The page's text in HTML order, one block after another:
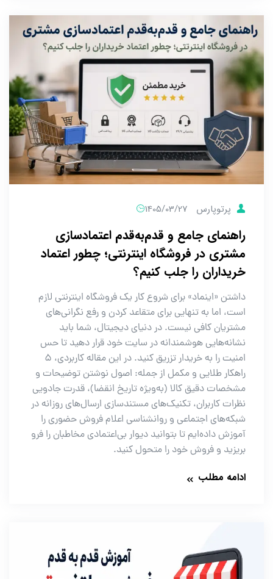
پرتوپارس 1405/03/27
راهنمای جامع و قدم‌به‌قدم اعتمادسازی
مشتری در فروشگاه اینترنتی؛ چطور اعتماد
خریداران را جلب کنیم؟
داشتن «اینماد» برای شروع کار یک فروشگاه اینترنتی لازم
است، اما به تنهایی برای متقاعد کردن و رفع نگرانی‌های
مشتریان کافی نیست. در دنیای دیجیتال، شما باید
نشانه‌هایی هوشمندانه در سایت خود قرار دهید تا حس
امنیت را به خریدار تزریق کنید. در این مقاله کاربردی، ۵
راهکار طلایی و مکمل از جمله: اصول نوشتن توضیحات و
مشخصات دقیق کالا (به‌ویژه تاریخ انقضا)، قدرت جادویی
نظرات کاربران، تکنیک‌های مستندسازی ارسال‌های روزانه در
شبکه‌های اجتماعی و روانشناسی اعلام فروش حضوری را
آموزش داده‌ایم تا بتوانید دیوار بی‌اعتمادی مخاطبان را فرو
بریزید و فروش خود را متحول کنید.
ادامه مطلب